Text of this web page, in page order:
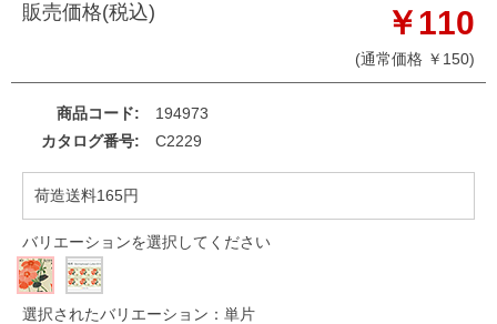
販売価格(税込) ￥110
(通常価格 ￥150)
商品コード
194973
カタログ番号
C2229
荷造送料165円
バリエーションを選択してください
選択されたバリエーション：単片